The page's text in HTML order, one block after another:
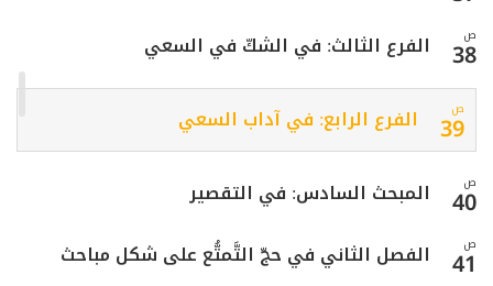
ص
38 الفرع الثالث: في الشكّ في السعي
ص
39 الفرع الرابع: في آداب السعي
ص
40 المبحث السادس: في التقصير
ص
41 الفصل الثاني في حجّ التَّمتُّع على شكل مباحث